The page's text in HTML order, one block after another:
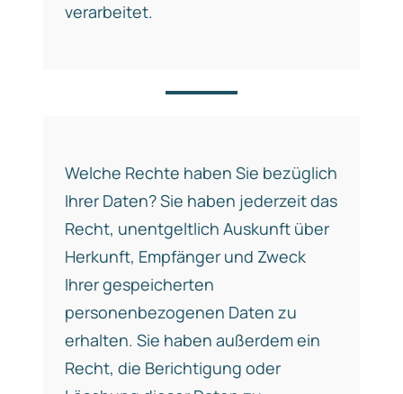
verarbeitet.
Welche Rechte haben Sie bezüglich
Ihrer Daten? Sie haben jederzeit das
Recht, unentgeltlich Auskunft über
Herkunft, Empfänger und Zweck
Ihrer gespeicherten
personenbezogenen Daten zu
erhalten. Sie haben außerdem ein
Recht, die Berichtigung oder